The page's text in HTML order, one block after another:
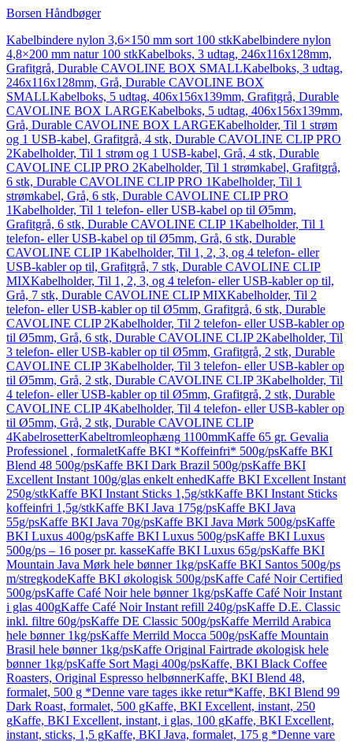
Borsen Håndbøger
Kabelbindere nylon 3,6×150 mm sort 100 stkKabelbindere nylon
4,8×200 mm natur 100 stkKabelboks, 3 udtag, 246x116x128mm,
Grafitgrå, Durable CAVOLINE BOX SMALLKabelboks, 3 udtag,
246x116x128mm, Grå, Durable CAVOLINE BOX
SMALLKabelboks, 5 udtag, 406x156x139mm, Grafitgrå, Durable
CAVOLINE BOX LARGEKabelboks, 5 udtag, 406x156x139mm,
Grå, Durable CAVOLINE BOX LARGEKabelholder, Til 1 strøm
og 1 USB-kabel, Grafitgrå, 4 stk, Durable CAVOLINE CLIP PRO
2Kabelholder, Til 1 strøm og 1 USB-kabel, Grå, 4 stk, Durable
CAVOLINE CLIP PRO 2Kabelholder, Til 1 strømkabel, Grafitgrå,
6 stk, Durable CAVOLINE CLIP PRO 1Kabelholder, Til 1
strømkabel, Grå, 6 stk, Durable CAVOLINE CLIP PRO
1Kabelholder, Til 1 telefon- eller USB-kabel op til Ø5mm,
Grafitgrå, 6 stk, Durable CAVOLINE CLIP 1Kabelholder, Til 1
telefon- eller USB-kabel op til Ø5mm, Grå, 6 stk, Durable
CAVOLINE CLIP 1Kabelholder, Til 1, 2, 3, og 4 telefon- eller
USB-kabler op til, Grafitgrå, 7 stk, Durable CAVOLINE CLIP
MIXKabelholder, Til 1, 2, 3, og 4 telefon- eller USB-kabler op til,
Grå, 7 stk, Durable CAVOLINE CLIP MIXKabelholder, Til 2
telefon- eller USB-kabler op til Ø5mm, Grafitgrå, 6 stk, Durable
CAVOLINE CLIP 2Kabelholder, Til 2 telefon- eller USB-kabler op
til Ø5mm, Grå, 6 stk, Durable CAVOLINE CLIP 2Kabelholder, Til
3 telefon- eller USB-kabler op til Ø5mm, Grafitgrå, 2 stk, Durable
CAVOLINE CLIP 3Kabelholder, Til 3 telefon- eller USB-kabler op
til Ø5mm, Grå, 2 stk, Durable CAVOLINE CLIP 3Kabelholder, Til
4 telefon- eller USB-kabler op til Ø5mm, Grafitgrå, 2 stk, Durable
CAVOLINE CLIP 4Kabelholder, Til 4 telefon- eller USB-kabler op
til Ø5mm, Grå, 2 stk, Durable CAVOLINE CLIP
4KabelrosetterKabeltromleophæng 1100mmKaffe 65 gr. Gevalia
Professionel , formaletKaffe BKI *Koffeinfri* 500g/psKaffe BKI
Blend 48 500g/psKaffe BKI Dark Brazil 500g/psKaffe BKI
Excellent Instant 100g/glas enkelt enhedKaffe BKI Excellent Instant
250g/stkKaffe BKI Instant Sticks 1,5g/stkKaffe BKI Instant Sticks
koffeinfri 1,5g/stkKaffe BKI Java 175g/psKaffe BKI Java
55g/psKaffe BKI Java 70g/psKaffe BKI Java Mørk 500g/psKaffe
BKI Luxus 400g/psKaffe BKI Luxus 500g/psKaffe BKI Luxus
500g/ps – 16 poser pr. kasseKaffe BKI Luxus 65g/psKaffe BKI
Mountain Java Mørk hele bønner 1kg/psKaffe BKI Santos 500g/ps
m/stregkodeKaffe BKI økologisk 500g/psKaffe Café Noir Certified
500g/psKaffe Café Noir hele bønner 1kg/psKaffe Café Noir Instant
i glas 400gKaffe Café Noir Instant refill 240g/psKaffe D.E. Classic
inkl. filtre 60g/psKaffe DE Classic 500g/psKaffe Merrild Arabica
hele bønner 1kg/psKaffe Merrild Mocca 500g/psKaffe Mountain
Brasil hele bønner 1kg/psKaffe Original Fairtrade økologisk hele
bønner 1kg/psKaffe Sort Magi 400g/psKaffe, BKI Black Coffee
Roasters, Original Espresso helbønnerKaffe, BKI Blend 48,
formalet, 500 g *Denne vare tages ikke retur*Kaffe, BKI Blend 99
Dark Roast, formalet, 500 gKaffe, BKI Excellent, instant, 250
gKaffe, BKI Excellent, instant, i glas, 100 gKaffe, BKI Excellent,
instant, sticks, 1,5 gKaffe, BKI Java, formalet, 175 g *Denne vare